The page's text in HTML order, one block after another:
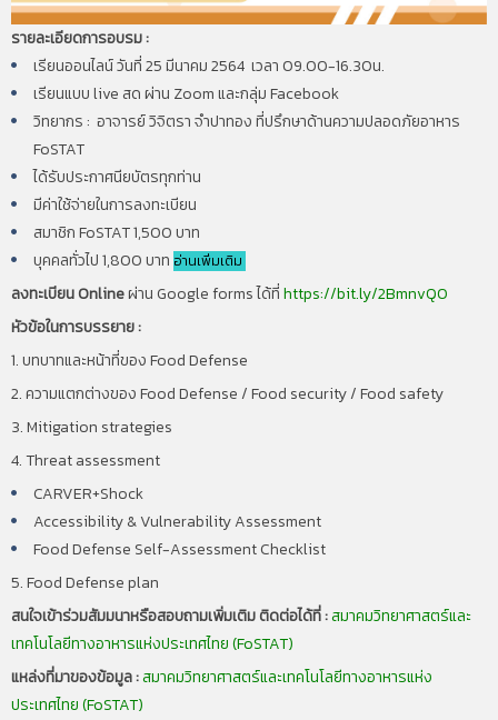
รายละเอียดการอบรม :
เรียนออนไลน์ วันที่ 25 มีนาคม 2564 เวลา 09.00-16.30น.
เรียนแบบ live สด ผ่าน Zoom และกลุ่ม Facebook
วิทยากร : อาจารย์ วิจิตรา จำปาทองที่ปรึกษาด้านความปลอดภัยอาหาร
FoSTAT
ได้รับประกาศนียบัตรทุกท่าน
มีค่าใช้จ่ายในการลงทะเบียน
สมาชิก FoSTAT 1,500 บาท
บุคคลทั่วไป 1,800 บาท อ่านเพิ่มเติม
ลงทะเบียน Onlineผ่าน Google forms ได้ที่https://bit.ly/2BmnvQ0
หัวข้อในการบรรยาย :
1. บทบาทและหน้าที่ของ Food Defense
2. ความแตกต่างของ FoodDefense / Food security / Food safety
3. Mitigation strategies
4. Threat assessment
CARVER+Shock
Accessibility & Vulnerability Assessment
Food Defense Self-Assessment Checklist
5. Food Defense plan
สนใจเข้าร่วมสัมมนาหรือสอบถามเพิ่มเติม ติดต่อได้ที่ :สมาคมวิทยาศาสตร์และ
เทคโนโลยีทางอาหารแห่งประเทศไทย (FoSTAT)
แหล่งที่มาของข้อมูล :สมาคมวิทยาศาสตร์และเทคโนโลยีทางอาหารแห่ง
ประเทศไทย (FoSTAT)